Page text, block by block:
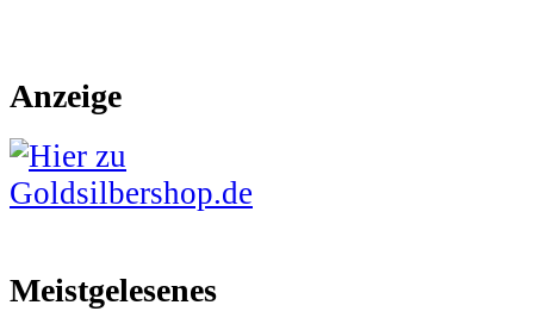
Anzeige
Meistgelesenes